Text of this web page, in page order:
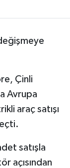
Çinli
Avrupa
araç satışı
satışla
açısından